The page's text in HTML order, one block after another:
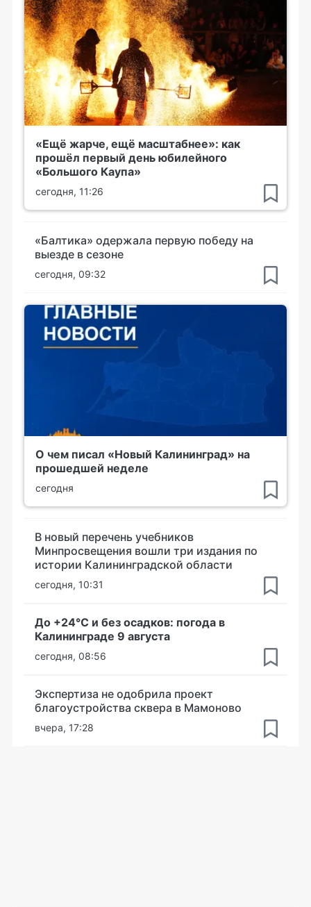
«Ещё жарче, ещё масштабнее»: как
прошёл первый день юбилейного
«Большого Каупа»
сегодня, 11:26
«Балтика» одержала первую победу на
выезде в сезоне
сегодня, 09:32
О чем писал «Новый Калининград» на
прошедшей неделе
сегодня
В новый перечень учебников
Минпросвещения вошли три издания по
истории Калининградской области
сегодня, 10:31
До +24°С и без осадков: погода в
Калининграде 9 августа
сегодня, 08:56
Экспертиза не одобрила проект
благоустройства сквера в Мамоново
вчера, 17:28